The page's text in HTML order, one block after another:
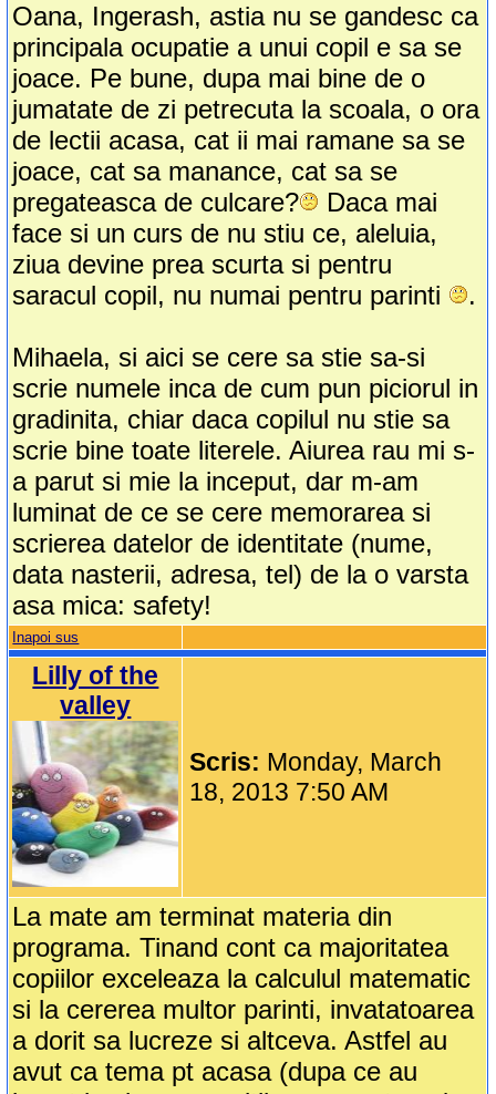
Oana, Ingerash, astia nu se gandesc ca
principala ocupatie a unui copil e sa se
joace. Pe bune, dupa mai bine de o
jumatate de zi petrecuta la scoala, o ora
de lectii acasa, cat ii mai ramane sa se
joace, cat sa manance, cat sa se
pregateasca de culcare?
Daca mai
face si un curs de nu stiu ce, aleluia,
ziua devine prea scurta si pentru
saracul copil, nu numai pentru parinti
.
Mihaela, si aici se cere sa stie sa-si
scrie numele inca de cum pun piciorul in
gradinita, chiar daca copilul nu stie sa
scrie bine toate literele. Aiurea rau mi s-
a parut si mie la inceput, dar m-am
luminat de ce se cere memorarea si
scrierea datelor de identitate (nume,
data nasterii, adresa, tel) de la o varsta
asa mica: safety!
Inapoi sus
Lilly of the
valley
Scris: Monday, March
18, 2013 7:50 AM
La mate am terminat materia din
programa. Tinand cont ca majoritatea
copiilor exceleaza la calculul matematic
si la cererea multor parinti, invatatoarea
a dorit sa lucreze si altceva. Astfel au
avut ca tema pt acasa (dupa ce au